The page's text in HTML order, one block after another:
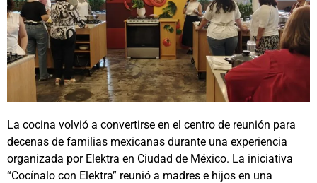
La cocina volvió a convertirse en el centro de reunión para
decenas de familias mexicanas durante una experiencia
organizada por Elektra en Ciudad de México. La iniciativa
“Cocínalo con Elektra” reunió a madres e hijos en una